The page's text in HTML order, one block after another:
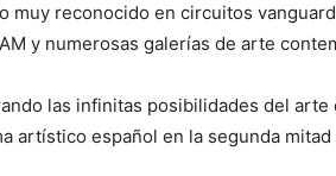
reconocido en circuitos
y numerosas galerías de arte
las infinitas posibilidades del
artístico español en la segunda mitad